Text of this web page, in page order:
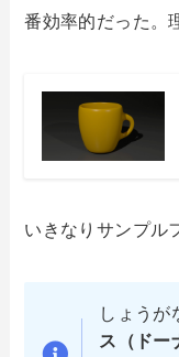
番効率的だった。
いきなりサンプル
しょうが
ス（ドー